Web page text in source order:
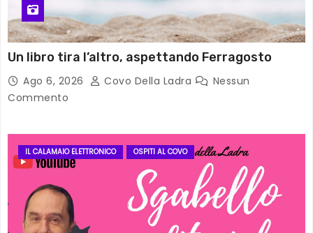
Un libro tira l’altro, aspettando Ferragosto
Ago 6, 2026 Covo Della Ladra
Nessun
Commento
IL CALAMAIO ELETTRONICO OSPITI AL COVO